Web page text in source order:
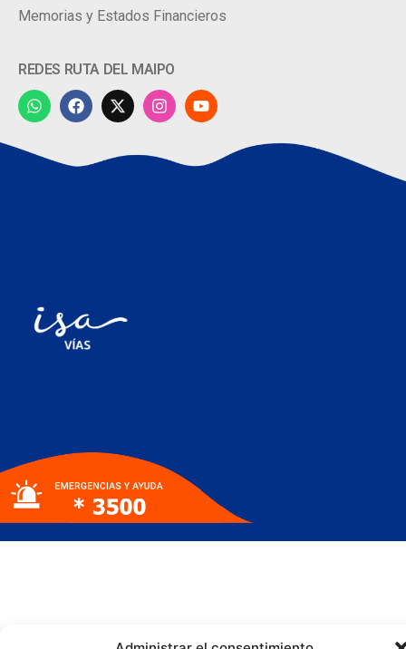
Memorias y Estados Financieros
REDES RUTA DEL MAIPO